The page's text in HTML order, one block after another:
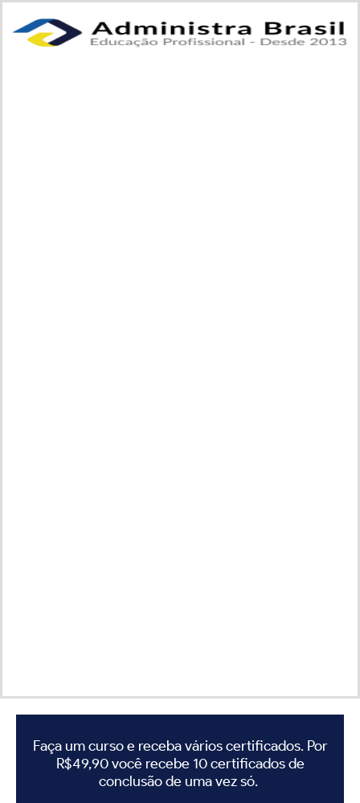
Faça um curso e receba vários certificados. Por
R$49,90 você recebe 10 certificados de
conclusão de uma vez só.